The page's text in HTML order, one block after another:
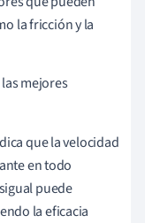
la fricción y la
mejores
que la velocidad
en todo
puede
la eficacia